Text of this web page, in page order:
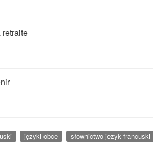
retraite
języki obce słownictwo jezyk francuski